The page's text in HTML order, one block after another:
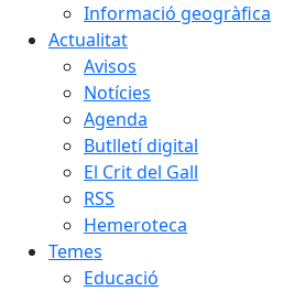
Informació geogràfica
Actualitat
Avisos
Notícies
Agenda
Butlletí digital
El Crit del Gall
RSS
Hemeroteca
Temes
Educació